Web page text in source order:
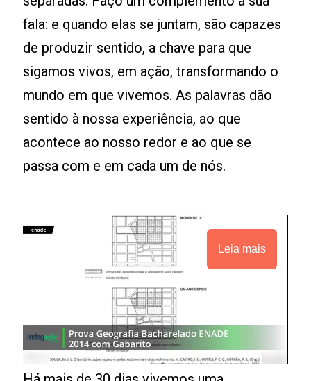
fala: e quando elas se juntam, são capazes
de produzir sentido, a chave para que
sigamos vivos, em ação, transformando o
mundo em que vivemos. As palavras dão
sentido à nossa experiência, ao que
acontece ao nosso redor e ao que se
passa com e em cada um de nós.
Leia mais